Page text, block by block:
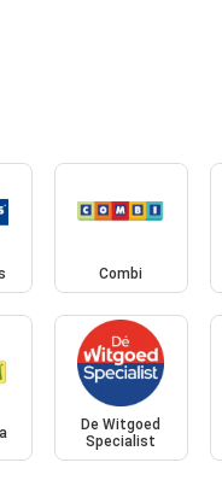
Combi
De Witgoed
Specialist